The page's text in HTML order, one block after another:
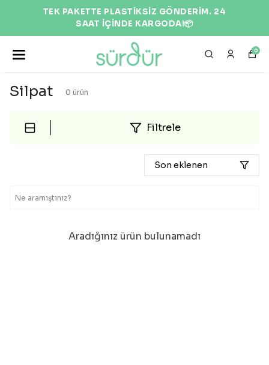
TEK PAKETTE PLASTİKSİZ GÖNDERİM. 24
SAAT İÇİNDE KARGODA!📦
0
Silpat 0 ürün
Filtrele
Son eklenen
Aradığınız ürün bulunamadı